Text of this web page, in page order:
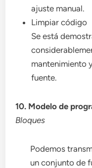
ajuste manual.
Limpiar código
Se está
mantenimiento
fuente.
10. Modelo de
Bloques
Podemos
un conjunto de